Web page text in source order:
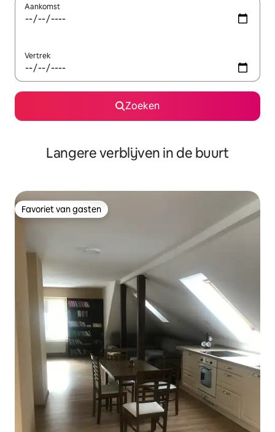
Aankomst
Vertrek
Zoeken
Langere verblijven in de buurt
Favoriet van gasten
Favoriet van gasten